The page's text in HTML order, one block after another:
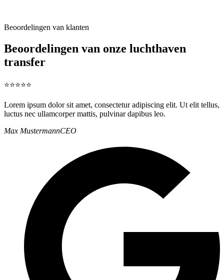
Beoordelingen van klanten
Beoordelingen van onze luchthaven
transfer
⭐⭐⭐⭐⭐
Lorem ipsum dolor sit amet, consectetur adipiscing elit. Ut elit tellus,
luctus nec ullamcorper mattis, pulvinar dapibus leo.
Max MustermannCEO